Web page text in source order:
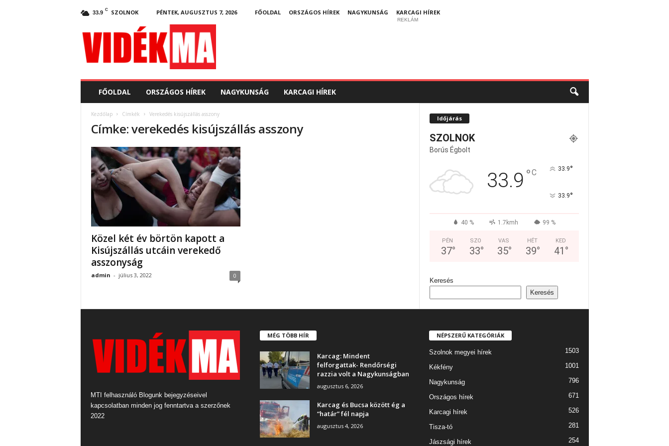
33.9 C SZOLNOK PÉNTEK, AUGUSZTUS 7, 2026 FŐOLDAL ORSZÁGOS HÍREK NAGYKUNSÁG
KARCAGI HÍREK
d
REKLÁM
FŐOLDAL ORSZÁGOS HÍREK NAGYKUNSÁG KARCAGI HÍREK
Kezdőlap Címkék Verekedés kisújszállás asszony
Címke: verekedés kisújszállás asszony
Közel két év börtön kapott a
Kisújszállás utcáin verekedő
asszonyság
admin - július 3, 2022 0
Időjárás
SZOLNOK
Borús Égbolt
33.9 °C 33.9°
33.9°
40 % 1.7kmh 99 %
PÉN
37°
SZO
33°
VAS
35°
HÉT
39°
KED
41 °
Keresés
Keresés
MTI felhasználó Blogunk bejegyzéseivel
kapcsolatban minden jog fenntartva a szerzőnek
2022
MÉG TÖBB HÍR
Karcag: Mindent
felforgattak- Rendőrségi
razzia volt a Nagykunságban
augusztus 6, 2026
Karcag és Bucsa között ég a
“határ” fél napja
augusztus 4, 2026
NÉPSZERŰ KATEGÓRIÁK
Szolnok megyei hírek 1503
Kékfény 1001
Nagykunság 796
Országos hírek 671
Karcagi hírek 526
Tisza-tó 281
Jászsági hírek 254